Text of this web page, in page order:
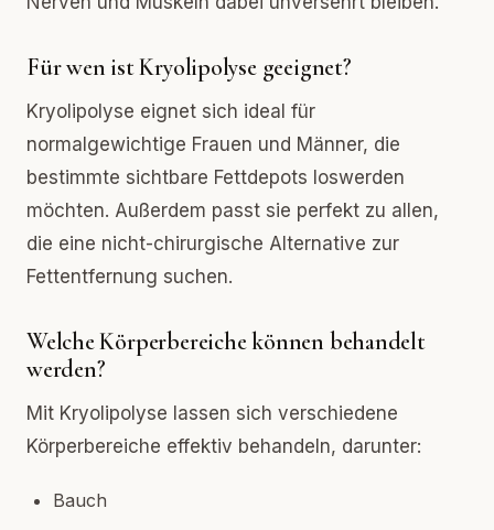
Für wen ist Kryolipolyse geeignet?
Kryolipolyse eignet sich ideal für
normalgewichtige Frauen und Männer, die
bestimmte sichtbare Fettdepots loswerden
möchten. Außerdem passt sie perfekt zu allen,
die eine nicht-chirurgische Alternative zur
Fettentfernung suchen.
Welche Körperbereiche können behandelt
werden?
Mit Kryolipolyse lassen sich verschiedene
Körperbereiche effektiv behandeln, darunter:
Bauch